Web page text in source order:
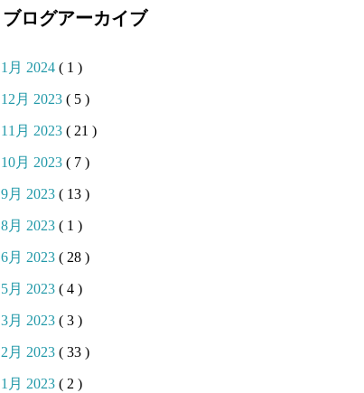
ブログアーカイブ
1月 2024 ( 1 )
12月 2023 ( 5 )
11月 2023 ( 21 )
10月 2023 ( 7 )
9月 2023 ( 13 )
8月 2023 ( 1 )
6月 2023 ( 28 )
5月 2023 ( 4 )
3月 2023 ( 3 )
2月 2023 ( 33 )
1月 2023 ( 2 )